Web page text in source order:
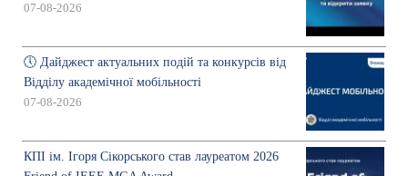
07-08-2026
🕔 Дайджест актуальних подій та конкурсів від
Відділу академічної мобільності
07-08-2026
КПІ ім. Ігоря Сікорського став лауреатом 2026